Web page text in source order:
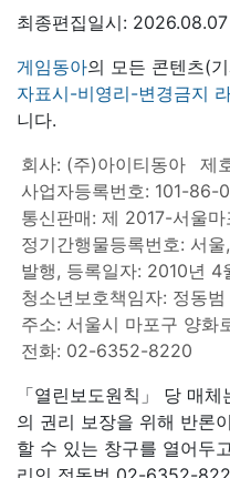
최종편집일시:
게임동아의 모든 콘텐츠(
자표시-비영리-변경금지
니다.
회사: (주)아이티동아
제
사업자등록번호: 101-86-
통신판매: 제 2017-서울
정기간행물등록번호: 서
발행, 등록일자: 2010년 4
청소년보호책임자: 정동범
주소: 서울시 마포구 양
전화: 02-6352-8220
「열린보도원칙」 당 매
의 권리 보장을 위해 반론
할 수 있는 창구를 열어두